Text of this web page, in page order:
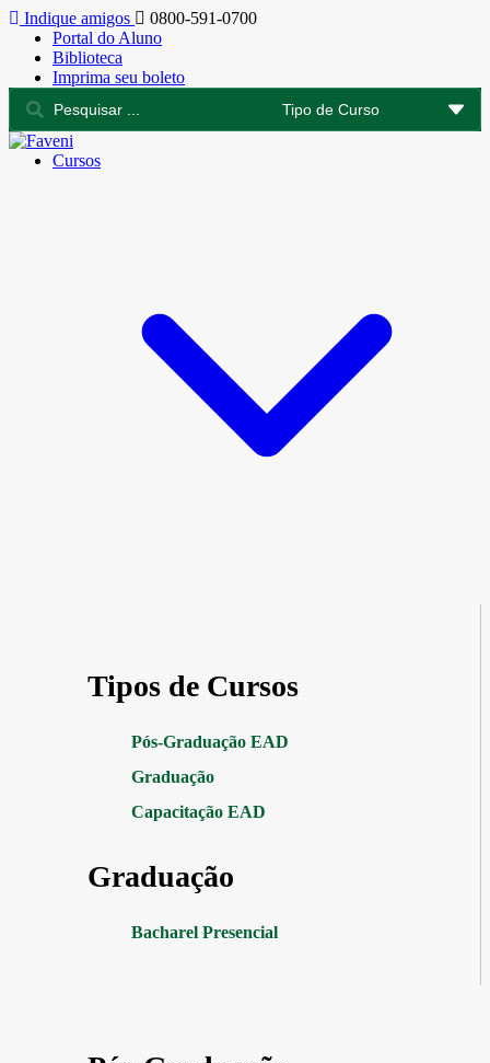
Indique amigos
0800-591-0700
Portal do Aluno
Biblioteca
Imprima seu boleto
Cursos
Tipos de Cursos
Pós-Graduação EAD
Graduação
Capacitação EAD
Graduação
Bacharel Presencial